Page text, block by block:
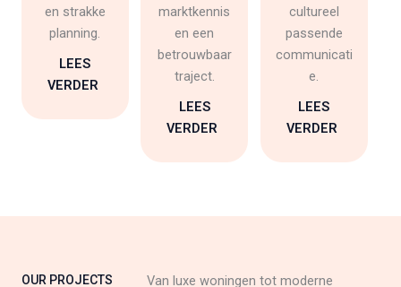
en strakke
planning.
LEES
VERDER
marktkennis
en een
betrouwbaar
traject.
LEES
VERDER
cultureel
passende
communicati
e.
LEES
VERDER
OUR PROJECTS
Van luxe woningen tot moderne